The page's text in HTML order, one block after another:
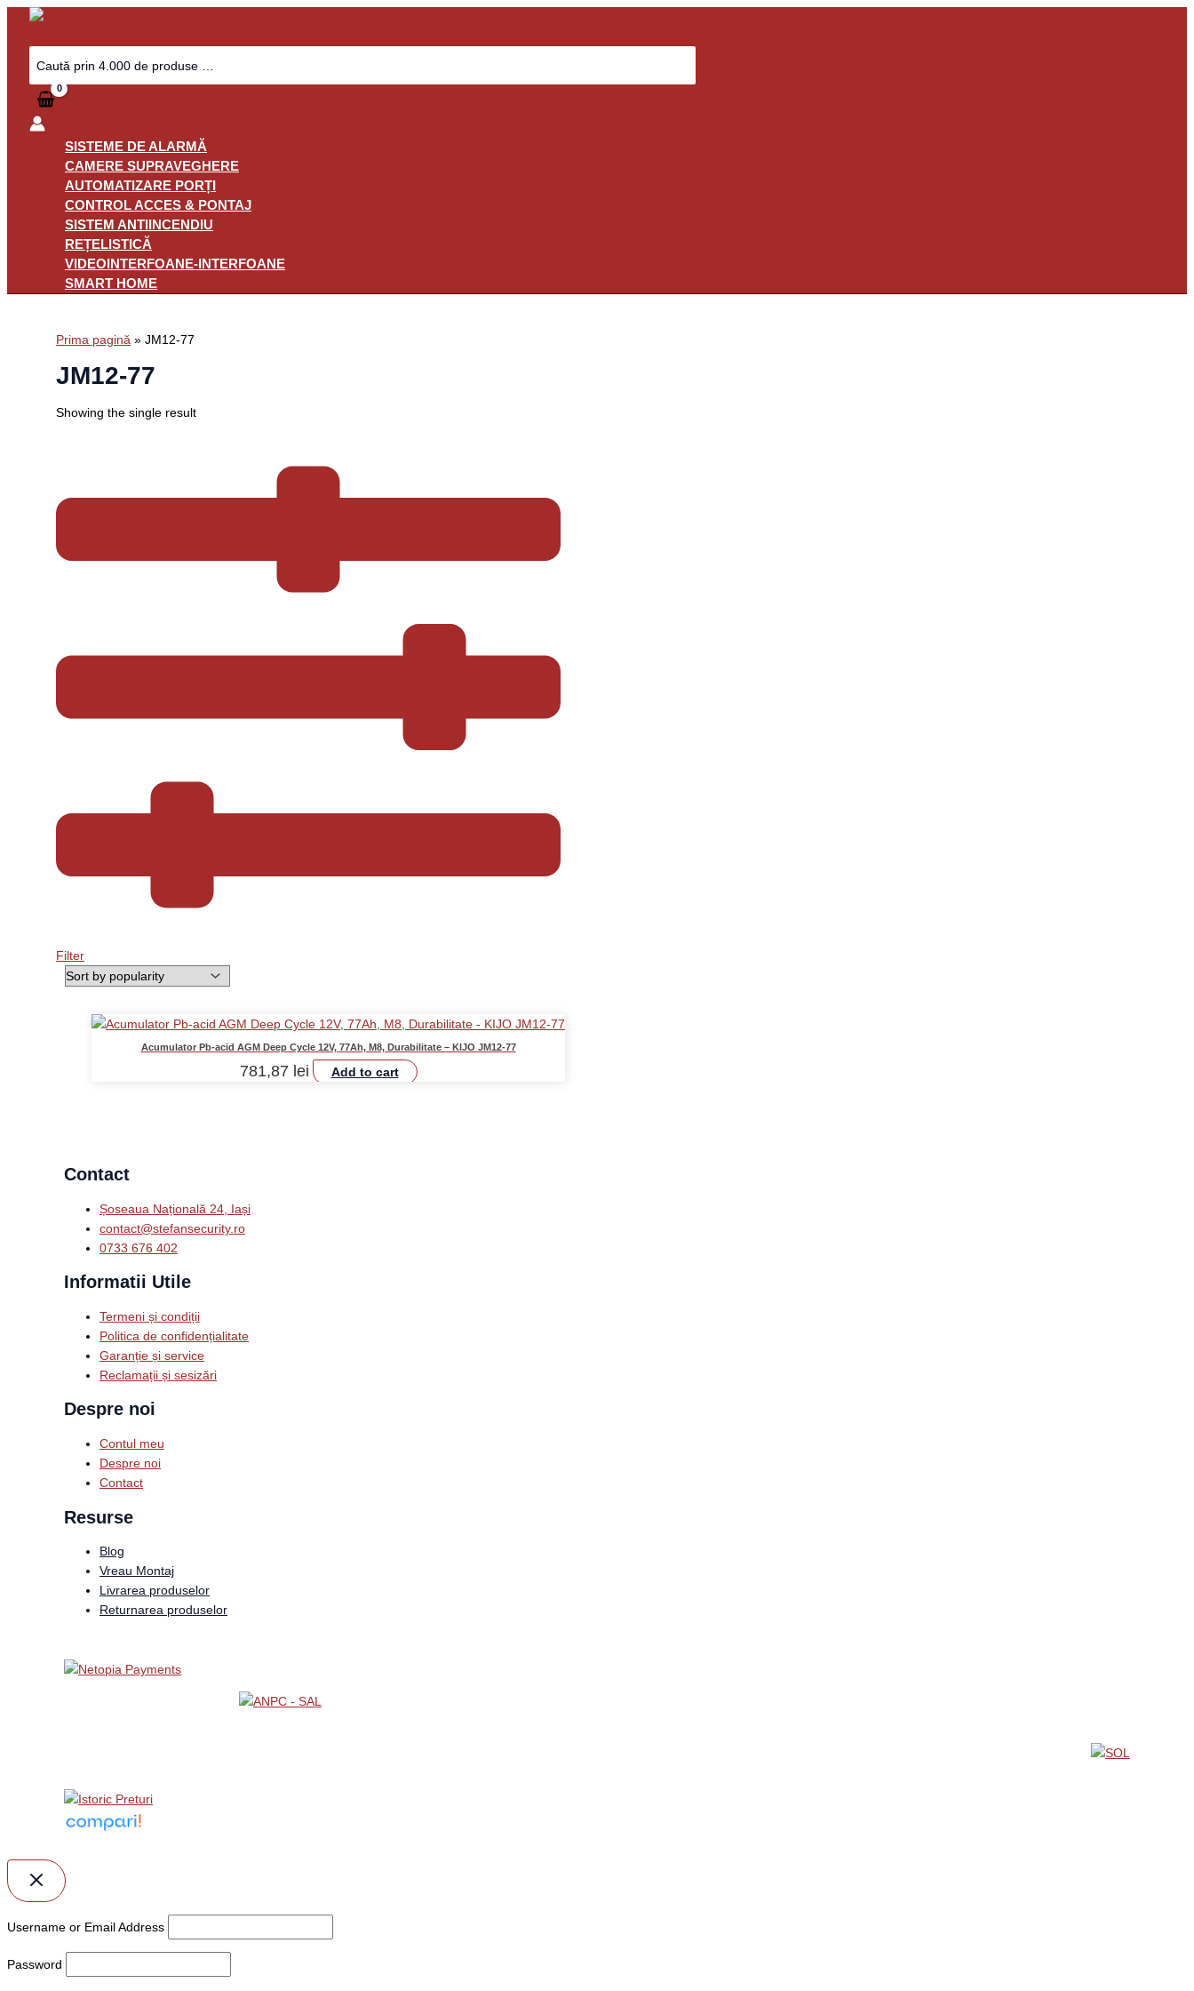
Skip
content
Search
for:
SISTEME DE ALARMĂ
CAMERE SUPRAVEGHERE
AUTOMATIZARE PORȚI
CONTROL ACCES & PONTAJ
SISTEM ANTIINCENDIU
REȚELISTICĂ
VIDEOINTERFOANE-INTERFOANE
SMART HOME
Prima pagină » JM12-77
JM12-77
Showing the single result
Filter
Acumulator Pb-acid AGM Deep Cycle 12V, 77Ah, M8, Durabilitate – KIJO JM12-77
781,87 lei Add to cart
Contact
Șoseaua Națională 24, Iași
contact@stefansecurity.ro
0733 676 402
Informatii Utile
Termeni și condiții
Politica de confidențialitate
Garanție și service
Reclamații și sesizări
Despre noi
Contul meu
Despre noi
Contact
Resurse
Blog
Vreau Montaj
Livrarea produselor
Returnarea produselor
Username or Email Address
Password